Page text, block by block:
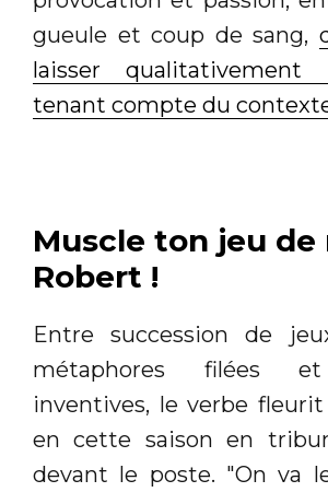
gueule et coup de sang,
laisser
tenant compte du
Muscle ton jeu de
Robert !
Entre succession de
métaphores filées
inventives, le verbe
en cette saison en
devant le poste. "On va